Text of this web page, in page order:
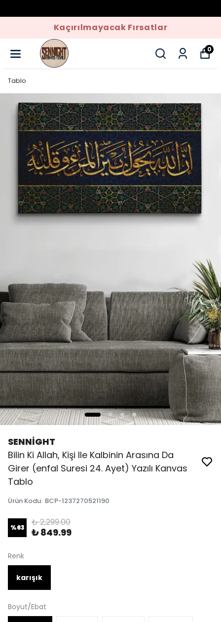
Kaçırılmayacak Fırsatlar
0
Tablo
SENNİGHT
Bilin Ki Allah, Kişi Ile Kalbinin Arasına Da
Girer (enfal Suresi 24. Ayet) Yazılı Kanvas
Tablo
Ürün Kodu: BCP-1237270521190
%63 ₺ 2,299.00
₺ 849.99
Renk
karışık
Boyut/Ebat